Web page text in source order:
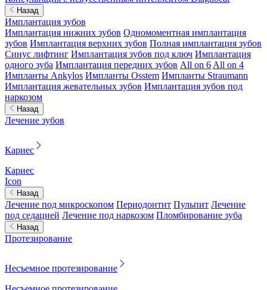
Назад
Имплантация зубов
Имплантация нижних зубов Одномоментная имплантация
зубов Имплантация верхних зубов Полная имплантация зубов
Синус лифтинг Имплантация зубов под ключ Имплантация
одного зуба Имплантация передних зубов All on 6 All on 4
Импланты Ankylos Импланты Osstem Импланты Straumann
Имплантация жевательных зубов Имплантация зубов под
наркозом
Назад
Лечение зубов
Кариес
Кариес
Icon
Назад
Лечение под микроскопом Периодонтит Пульпит Лечение
под седацией Лечение под наркозом Пломбирование зуба
Назад
Протезирование
Несъемное протезирование